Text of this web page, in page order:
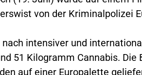
von der Kriminalpolizei
nach intensiver und
51 Kilogramm Cannabis.
auf einer Europalette